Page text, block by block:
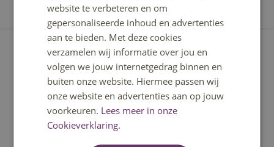
Contact
website te verbeteren en om
gepersonaliseerde inhoud en advertenties
aan te bieden. Met deze cookies
verzamelen wij informatie over jou en
volgen we jouw internetgedrag binnen en
buiten onze website. Hiermee passen wij
onze website en advertenties aan op jouw
voorkeuren. Lees meer in onze
Cookieverklaring.